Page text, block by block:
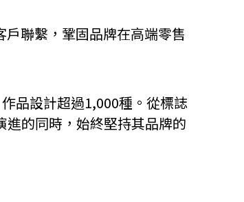
聯繫，鞏固品牌在高端零售
品設計超過1,000種。從標誌
的同時，始終堅持其品牌的